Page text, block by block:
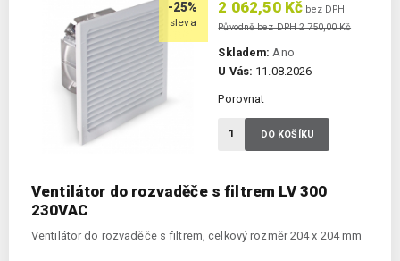
-25%
sleva
Ventilátor do rozvaděče s filtrem LV 300
230VAC
Ventilátor do rozvaděče s filtrem, celkový rozměr 204 x 204 mm
2 062,50 Kč bez DPH
Původně bez DPH 2 750,00 Kč
Skladem: Ano
U Vás: 11.08.2026
Porovnat
DO KOŠÍKU